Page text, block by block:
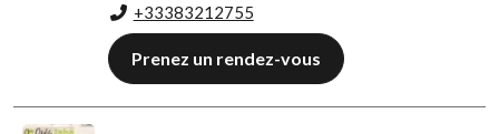
+33383212755
Prenez un rendez-vous